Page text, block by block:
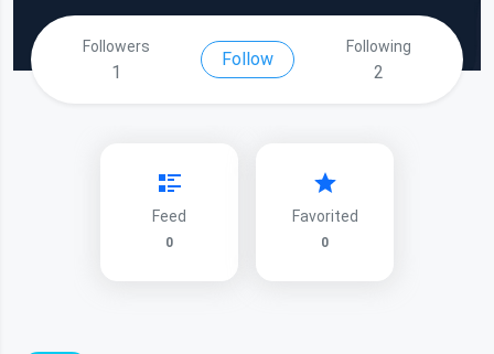
Followers
1
Follow
Following
2
Feed
0
Favorited
0